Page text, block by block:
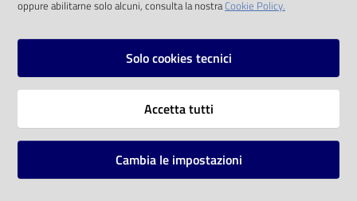
Instagram
Vai alla pagina
Mappa del sito
oppure abilitarne solo alcuni, consulta la nostraCookie Policy.
Solo cookies tecnici
Accetta tutti
Cambia le impostazioni